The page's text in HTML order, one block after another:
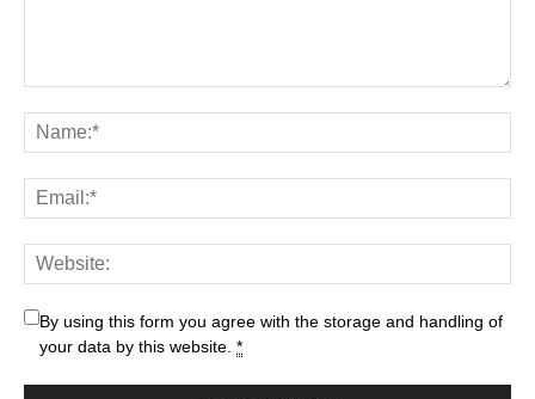
By using this form you agree with the storage and handling of
your data by this website. *